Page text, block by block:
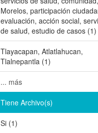
Morelos, participación
evaluación, acción social,
de salud, estudio de casos (1)
Tlayacapan, Atlatlahucan,
Tlalnepantla (1)
... más
Tiene Archivo(s)
Si (1)